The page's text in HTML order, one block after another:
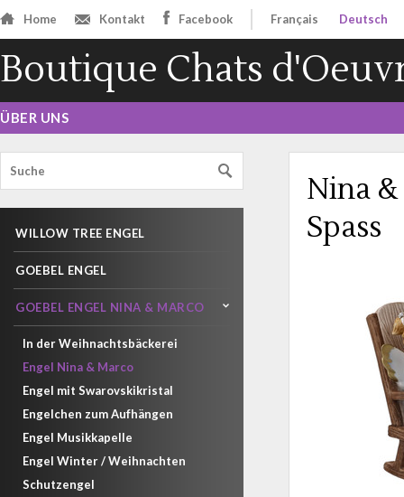
Home Kontakt Facebook Français Deutsch
Boutique Chats
ÜBER UNS
WILLOW TREE ENGEL
GOEBEL ENGEL
GOEBEL ENGEL NINA & MARCO
In der Weihnachtsbäckerei
Engel Nina & Marco
Engel mit Swarovskikristal
Engelchen zum Aufhängen
Engel Musikkapelle
Engel Winter / Weihnachten
Schutzengel
Nina
Spass